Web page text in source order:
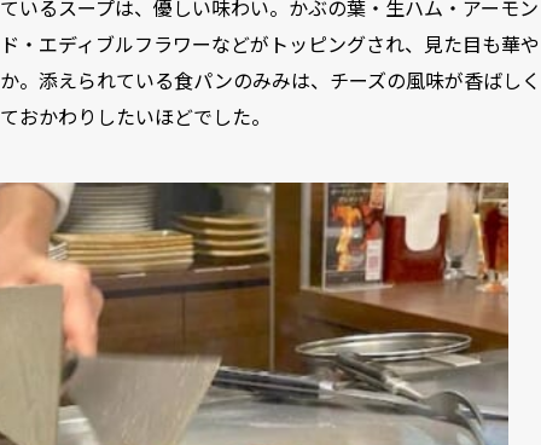
ているスープは、優しい味わい。かぶの葉・生ハム・アーモン
ド・エディブルフラワーなどがトッピングされ、見た目も華や
か。添えられている食パンのみみは、チーズの風味が香ばしく
ておかわりしたいほどでした。